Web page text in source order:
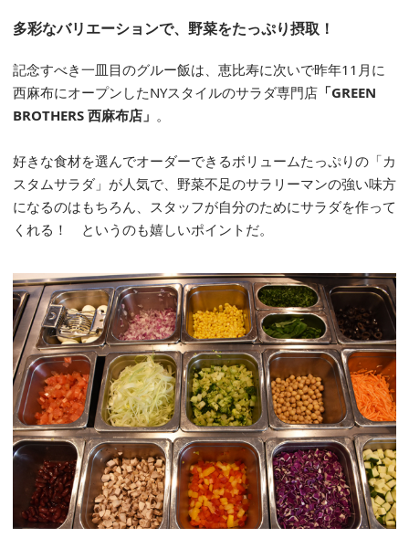
多彩なバリエーションで、野菜をたっぷり摂取！
記念すべき一皿目のグルー飯は、恵比寿に次いで昨年11月に
西麻布にオープンしたNYスタイルのサラダ専門店 「GREEN
BROTHERS 西麻布店」 。
好きな食材を選んでオーダーできるボリュームたっぷりの「カ
スタムサラダ」が人気で、野菜不足のサラリーマンの強い味方
になるのはもちろん、スタッフが自分のためにサラダを作って
くれる！ というのも嬉しいポイントだ。